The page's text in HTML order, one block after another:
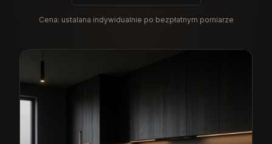
Cena: ustalana indywidualnie po bezpłatnym pomiarze